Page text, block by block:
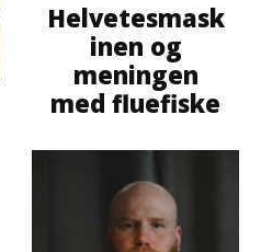
Helvetesmask
inen og
meningen
med fluefiske